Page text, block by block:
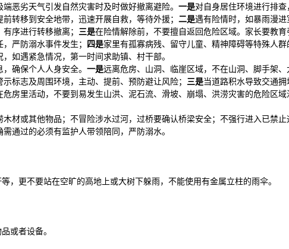
恶劣天气引发自然灾害时及时做好撤离避险。 一是对自身居住环境进行排
转移到安全地带，迅速开展自救，等待外援； 二是遇有险情时，如暴雨漫
序进行转移撤离； 三是在险情解除前，不要擅自返回危险区域。家长要教育
严防溺水事件发生；
四是家里有孤寡病残、留守儿童、精神障碍等特殊人
如遇紧急情况，第一时间求助镇、村干部。
确保个人人身安全。 一是远离危房、山洞、临崖区域，不在山洞、脚手架
标志及周围环境，主动、提前、预防避让风险； 三是当道路积水导致交通
危房里活动，不要到易发生山洪、泥石流、滑坡、崩塌、洪涝灾害的危险区
材或其他物品；不冒险涉水过河，过桥要确认桥梁安全；不强行进入已禁
通过的必须有监护人带领陪同，严防溺水。
，更不要站在空旷的高地上或大树下躲雨，不能使用有金属立柱的雨伞。
或者设备。